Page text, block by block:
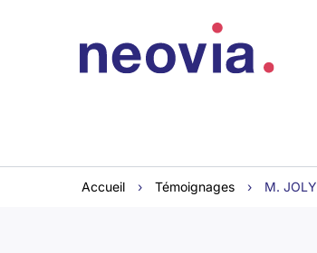
Accueil › Témoignages › M. JOLY